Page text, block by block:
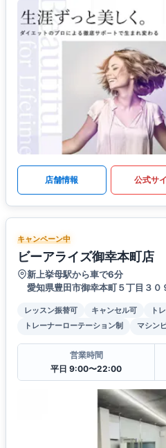
店舗情報 公式サ
キャンペーン中
ビーアライズ御幸本町店
新上挙母駅から車で6分
愛知県豊田市御幸本町５丁目３
レッスン振替可 キャンセル可
ト
トレーナーローテーション制
マシン
営業時間
平日 9:00〜22:00